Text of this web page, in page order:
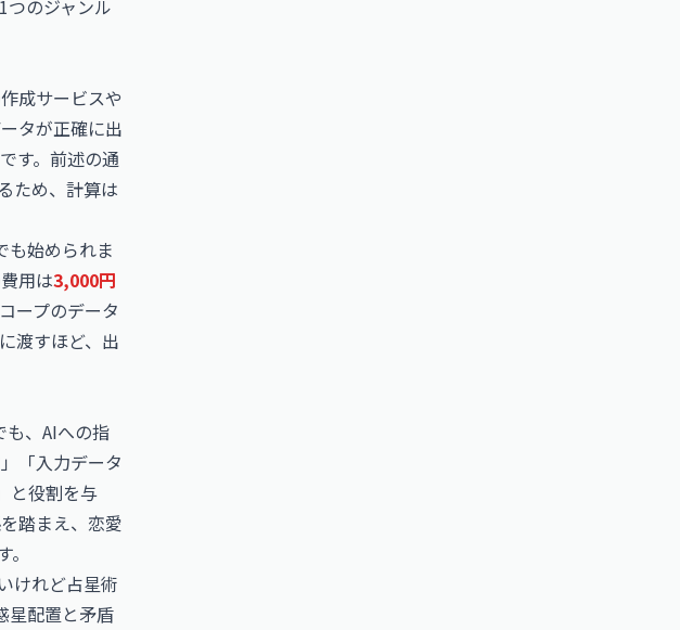
つのジャンル
成サービスや
タが正確に出
す。前述の通
ため、計算は
も始められま
用は3,000円
ープのデータ
渡すほど、出
も、AIへの指
「入力データ
と役割を与
踏まえ、恋愛
けれど占星術
星配置と矛盾